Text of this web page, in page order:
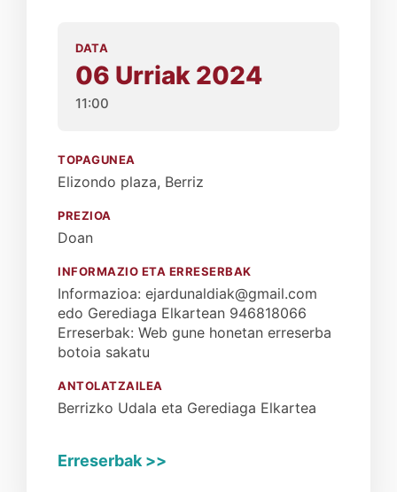
DATA
06 Urriak 2024
11:00
TOPAGUNEA
Elizondo plaza, Berriz
PREZIOA
Doan
INFORMAZIO ETA ERRESERBAK
Informazioa: ejardunaldiak@gmail.com
edo Gerediaga Elkartean 946818066
Erreserbak: Web gune honetan erreserba
botoia sakatu
ANTOLATZAILEA
Berrizko Udala eta Gerediaga Elkartea
Erreserbak >>